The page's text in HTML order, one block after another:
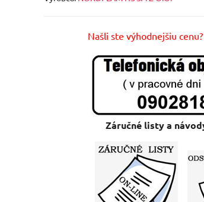
Našli ste výhodnejšiu cenu?
Záručné listy a